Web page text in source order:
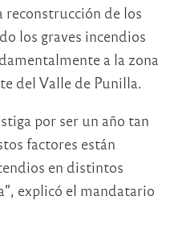
reconstrucción de los
los graves incendios
a la zona
del Valle de Punilla.
por ser un año tan
factores están
en distintos
explicó el mandatario